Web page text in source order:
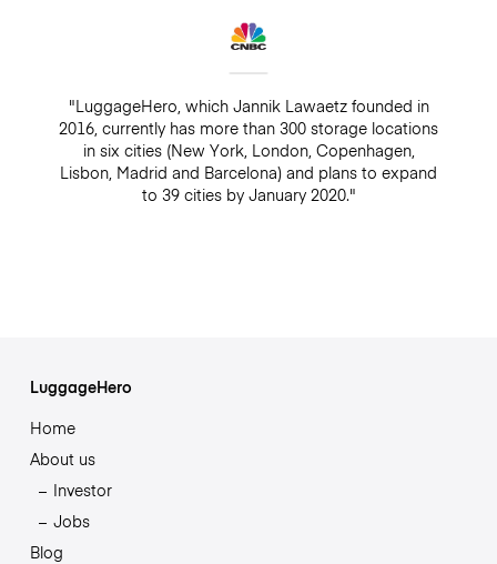
"LuggageHero, which Jannik Lawaetz founded in
2016, currently has more than 300 storage locations
in six cities (New York, London, Copenhagen,
Lisbon, Madrid and Barcelona) and plans to expand
to 39 cities by January 2020."
LuggageHero
Home
About us
Investor
Jobs
Blog